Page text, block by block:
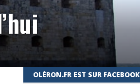
OLÉRON.FR EST SUR FACEBOOK